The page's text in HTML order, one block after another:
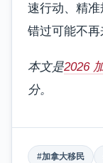
速行动、精准
错过可能不再
本文是2026
分。
#加拿大移民